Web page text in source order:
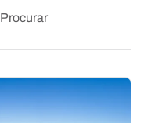
Procurar